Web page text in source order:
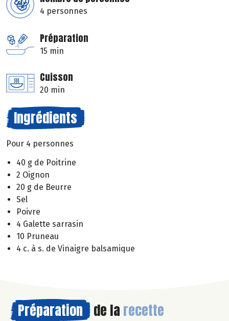
4 personnes
Préparation
15 min
Cuisson
20 min
Ingrédients
Pour 4 personnes
40 g de Poitrine
2 Oignon
20 g de Beurre
Sel
Poivre
4 Galette sarrasin
10 Pruneau
4 c. à s. de Vinaigre balsamique
Préparation de la recette